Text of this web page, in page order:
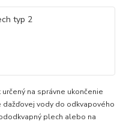
na správne ukončenie
vody do odkvapového
plech alebo na